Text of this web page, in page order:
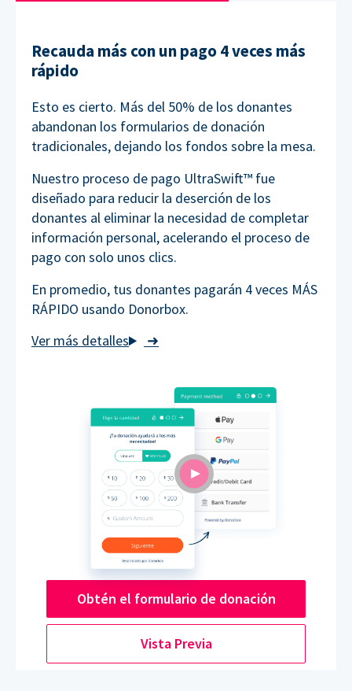
Recauda más con un pago 4 veces más
rápido
➜
Esto es cierto. Más del 50% de los donantes
abandonan los formularios de donación
tradicionales, dejando los fondos sobre la mesa.
Nuestro proceso de pago UltraSwift™ fue
diseñado para reducir la deserción de los
donantes al eliminar la necesidad de completar
información personal, acelerando el proceso de
pago con solo unos clics.
En promedio, tus donantes pagarán 4 veces MÁS
RÁPIDO usando Donorbox.
Obtén el formulario de donación
Vista Previa